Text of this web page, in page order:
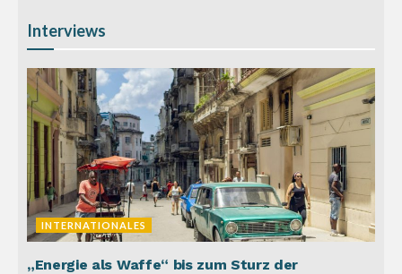
Interviews
INTERNATIONALES
„Energie als Waffe“ bis zum Sturz der